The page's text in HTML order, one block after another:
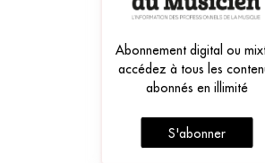
Abonnement digital ou
accédez à tous les
abonnés en illimité
S'abonner